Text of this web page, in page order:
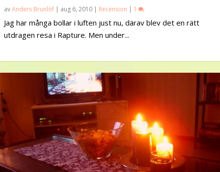
avAnders Brunlöf | aug 6, 2010 | Recension | 1
Jag har många bollar i luften just nu, därav blev det en rätt
utdragen resa i Rapture. Men under...